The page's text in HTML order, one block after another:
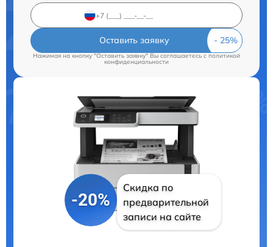
Оставить заявку
Нажимая на кнопку "Оставить заявку" Вы соглашаетесь cполитикой
конфиденциальности
-20%
Скидка по
предварительной
записи на сайте